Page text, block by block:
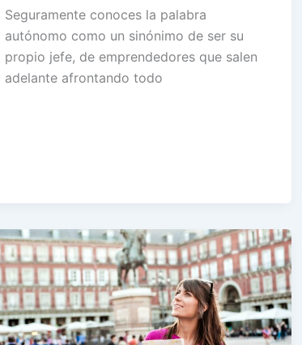
Seguramente conoces la palabra
autónomo como un sinónimo de ser su
propio jefe, de emprendedores que salen
adelante afrontando todo